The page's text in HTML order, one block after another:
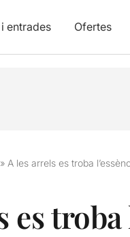
entrades Ofertes
A les arrels es troba
es